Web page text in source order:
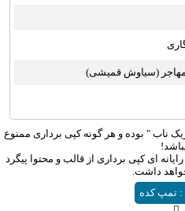
ناب " بوده و هر گونه کپی برداری ممنوع
رایانه ای کپی برداری از قالب و محتوا پیگرد
داشت.
: تمپ کده